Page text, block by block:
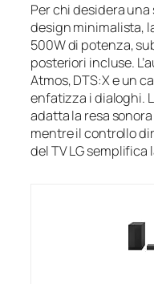
Per chi desidera
design minimalista,
500W di potenza,
posteriori incluse.
Atmos, DTS:X e un
enfatizza i dialoghi.
adatta la resa
mentre il controllo
del TV LG